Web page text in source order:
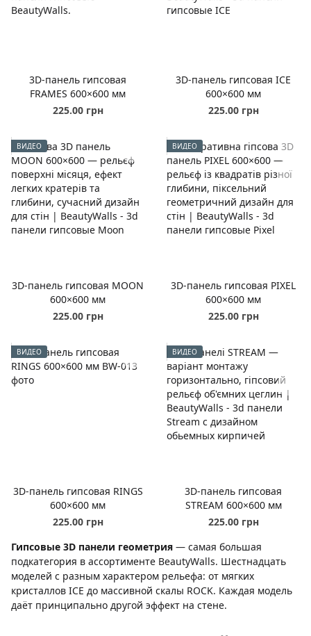
3D-панель гипсовая
FRAMES 600×600 мм
225.00 грн
3D-панель гипсовая ICE
600×600 мм
225.00 грн
ВИДЕО
3D-панель гипсовая MOON
600×600 мм
225.00 грн
ВИДЕО
3D-панель гипсовая PIXEL
600×600 мм
225.00 грн
ВИДЕО
3D-панель гипсовая RINGS
600×600 мм
225.00 грн
ВИДЕО
3D-панель гипсовая
STREAM 600×600 мм
225.00 грн
Гипсовые 3D панели геометрия — самая большая
подкатегория в ассортименте BeautyWalls. Шестнадцать
моделей с разным характером рельефа: от мягких
кристаллов ICE до массивной скалы ROCK. Каждая модель
даёт принципально другой эффект на стене.